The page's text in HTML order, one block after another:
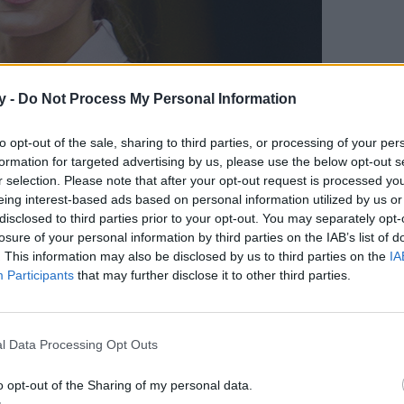
- Do Not Process My Personal Information
opt-out of the sale, sharing to third parties, or processing of your
for targeted advertising by us, please use the below opt-out
selection. Please note that after your opt-out request is processed
interest-based ads based on personal information utilized by us
to third parties prior to your opt-out. You may separately
of your personal information by third parties on the IAB’s list of
This information may also be disclosed by us to third parties on the
Participants that may further disclose it to other third parties.
Data Processing Opt Outs
opt-out of the Sharing of my personal data.
que sigue la Reina Letizia
cambio de mentalidad, una manera de reevaluar los
pues ayuda a frenar la inflamación y la oxidación
antioxidantes y antiaging
potenciar la energía.
permanentemente, ni para perder peso.
una gran mayoría de quienes la han seguido han